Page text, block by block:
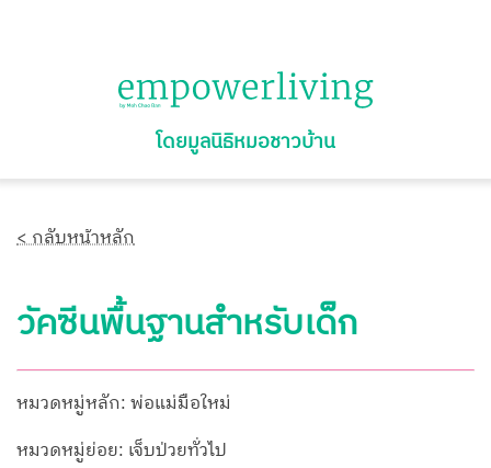
โดยมูลนิธิหมอชาวบ้าน
< กลับหน้าหลัก
วัคซีนพื้นฐานสำหรับเด็ก
หมวดหมู่หลัก: พ่อแม่มือใหม่
หมวดหมู่ย่อย: เจ็บป่วยทั่วไป